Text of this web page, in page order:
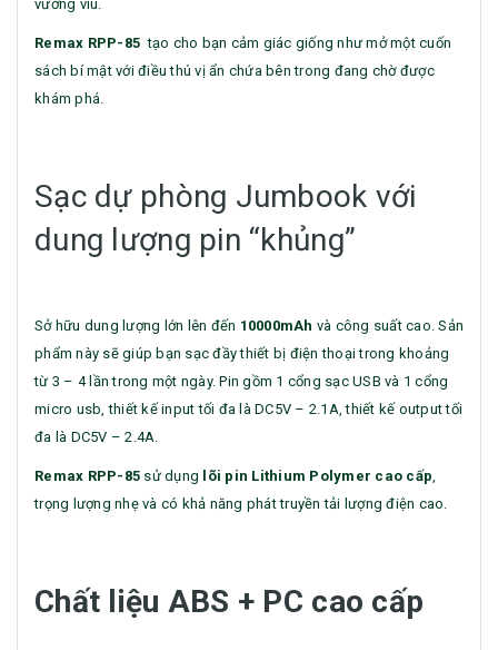
vướng víu.
Remax RPP-85 tạo cho bạn cảm giác giống như mở một cuốn
sách bí mật với điều thú vị ẩn chứa bên trong đang chờ được
khám phá.
Sạc dự phòng Jumbook với
dung lượng pin “khủng”
Sở hữu dung lượng lớn lên đến 10000mAh và công suất cao. Sản
phẩm này sẽ giúp bạn sạc đầy thiết bị điện thoại trong khoảng
từ 3 – 4 lần trong một ngày. Pin gồm 1 cổng sạc USB và 1 cổng
micro usb, thiết kế input tối đa là DC5V – 2.1A, thiết kế output tối
đa là DC5V – 2.4A.
Remax RPP-85 sử dụng lõi pin Lithium Polymer cao cấp,
trọng lượng nhẹ và có khả năng phát truyền tải lượng điện cao.
Chất liệu ABS + PC cao cấp